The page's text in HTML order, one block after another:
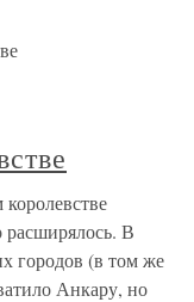
расширялось. В
городов (в том же
Анкару, но